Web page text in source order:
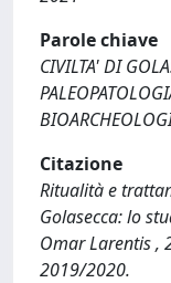
Parole chiave
CIVILTA' DI
Citazione
Ritualità e
Golasecca: lo
Omar Larentis ,
2019/2020.